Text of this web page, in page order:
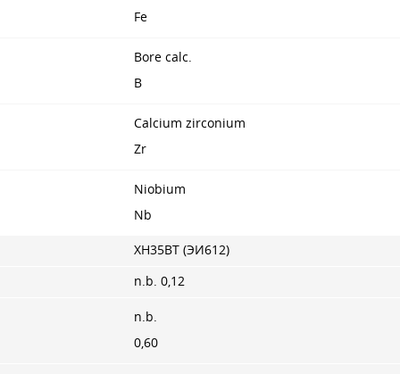
Fe
Bore calc.
B
Calcium zirconium
Zr
Niobium
Nb
ХН35ВТ (ЭИ612)
n.b. 0,12
n.b.
0,60